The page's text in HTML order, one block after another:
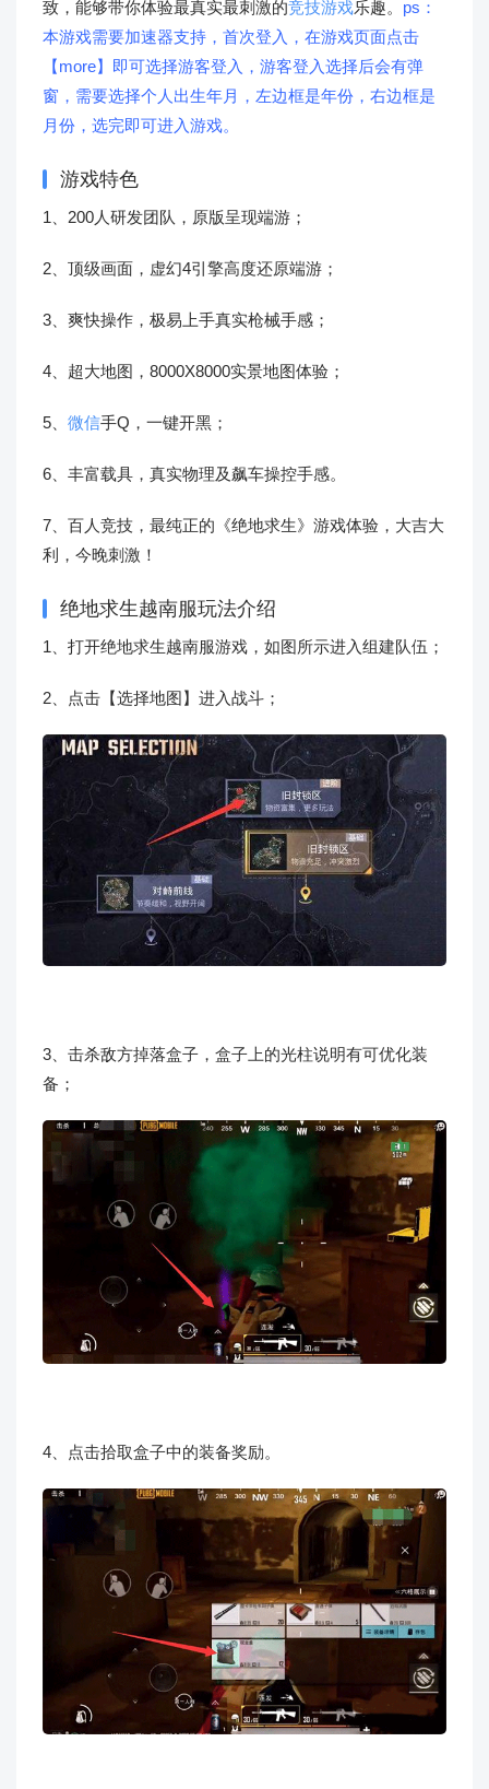
致，能够带你体验最真实最刺激的竞技游戏乐趣。 ps：
本游戏需要加速器支持，首次登入，在游戏页面点击
【more】即可选择游客登入，游客登入选择后会有弹
窗，需要选择个人出生年月，左边框是年份，右边框是
月份，选完即可进入游戏。
游戏特色
1、200人研发团队，原版呈现端游；
2、顶级画面，虚幻4引擎高度还原端游；
3、爽快操作，极易上手真实枪械手感；
4、超大地图，8000X8000实景地图体验；
5、 微信手Q，一键开黑；
6、丰富载具，真实物理及飙车操控手感。
7、百人竞技，最纯正的《绝地求生》游戏体验，大吉大
利，今晚刺激！
绝地求生越南服玩法介绍
1、打开绝地求生越南服游戏，如图所示进入组建队伍；
2、点击【选择地图】进入战斗；
3、击杀敌方掉落盒子，盒子上的光柱说明有可优化装
备；
4、点击拾取盒子中的装备奖励。